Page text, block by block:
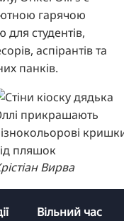
гарячою
для студентів,
аспірантів та
панків.
Вирва
Вільний час